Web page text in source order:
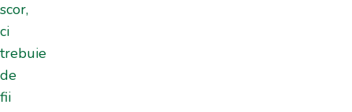
scor,
ci
trebuie
de
fii